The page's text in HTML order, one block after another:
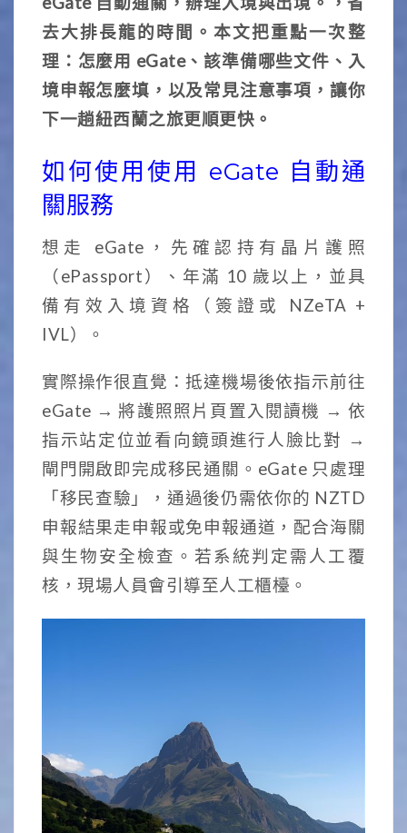
去大排長龍的時間。本文把重點一次整
理：怎麼用 eGate、該準備哪些文件、入
境申報怎麼填，以及常見注意事項，讓你
下一趟紐西蘭之旅更順更快。
如何使用使用 eGate 自動通
關服務
想走 eGate，先確認持有晶片護照
（ePassport）、年滿 10 歲以上，並具
備有效入境資格（簽證或 NZeTA +
IVL）。
實際操作很直覺：抵達機場後依指示前往
eGate → 將護照照片頁置入閱讀機 → 依
指示站定位並看向鏡頭進行人臉比對 →
閘門開啟即完成移民通關。eGate 只處理
「移民查驗」，通過後仍需依你的 NZTD
申報結果走申報或免申報通道，配合海關
與生物安全檢查。若系統判定需人工覆
核，現場人員會引導至人工櫃檯。